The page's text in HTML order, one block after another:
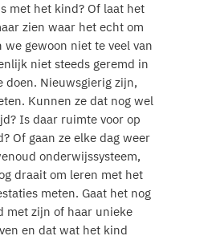
met het kind? Of laat het
zien waar het echt om
gewoon niet te veel van
niet steeds geremd in
doen. Nieuwsgierig zijn,
Kunnen ze dat nog wel
Is daar ruimte voor op
Of gaan ze elke dag weer
onderwijssysteem,
draait om leren met het
meten. Gaat het nog
met zijn of haar unieke
en dat wat het kind